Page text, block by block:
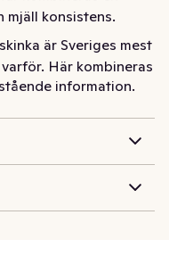
mjäll konsistens.
är Sveriges mest
Här kombineras
mjäll konsistens.
information.